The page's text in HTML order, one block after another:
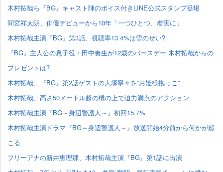
木村拓哉ら『BG』キャスト陣のボイス付きLINE公式スタンプ登場
間宮祥太朗、俳優デビューから10年「一つひとつ、着実に」
木村拓哉主演『BG』第3話、視聴率13.4%は雪のせい?
『BG』主人公の息子役・田中奏生が12歳のバースデー 木村拓哉からの
プレゼントは?
木村拓哉、『BG』第2話ゲストの大塚寧々を“お姫様抱っこ”
木村拓哉、高さ50メートル超の橋の上で迫力満点のアクション
木村拓哉主演『BG～身辺警護人～』初回15.7%
木村拓哉主演ドラマ『BG～身辺警護人～』放送開始4分前から何かが起
こる
フリーアナの新井恵理那、木村拓哉主演『BG』第1話に出演